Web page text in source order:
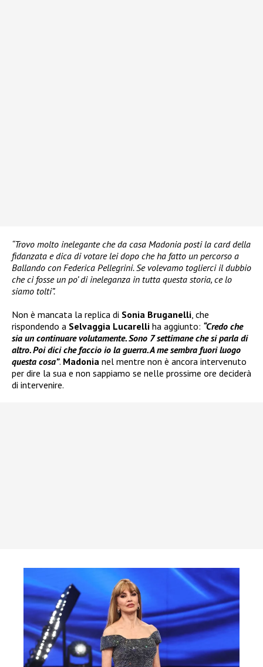
“Trovo molto inelegante che da casa Madonia posti la card della
fidanzata e dica di votare lei dopo che ha fatto un percorso a
Ballando con Federica Pellegrini. Se volevamo toglierci il dubbio
che ci fosse un po’ di ineleganza in tutta questa storia, ce lo
siamo tolti”.
Non è mancata la replica di Sonia Bruganelli, che
rispondendo a Selvaggia Lucarelli ha aggiunto: “Credo che
sia un continuare volutamente. Sono 7 settimane che si parla di
altro. Poi dici che faccio io la guerra. A me sembra fuori luogo
questa cosa”. Madonia nel mentre non è ancora intervenuto
per dire la sua e non sappiamo se nelle prossime ore deciderà
di intervenire.